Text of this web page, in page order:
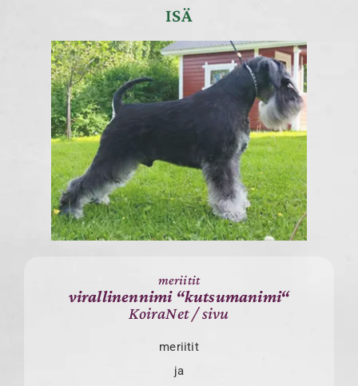
ISÄ
meriitit
virallinennimi “kutsumanimi“
KoiraNet/sivu
meriitit
ja